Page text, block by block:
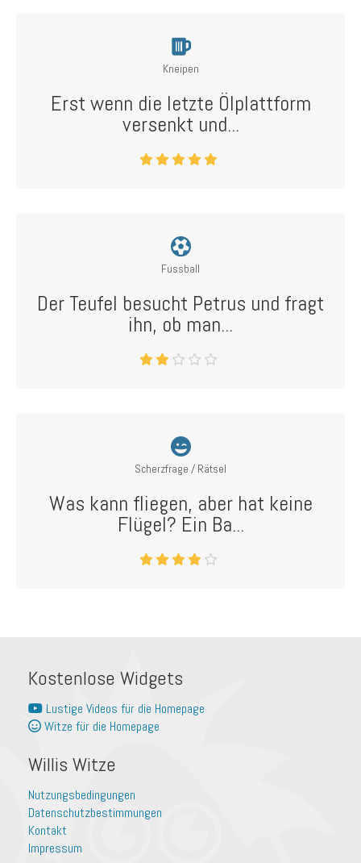
Kneipen
Erst wenn die letzte Ölplattform
versenkt und...
Fussball
Der Teufel besucht Petrus und fragt
ihn, ob man...
Scherzfrage / Rätsel
Was kann fliegen, aber hat keine
Flügel? Ein Ba...
Kostenlose Widgets
Lustige Videos für die Homepage
Witze für die Homepage
Willis Witze
Nutzungsbedingungen
Datenschutzbestimmungen
Kontakt
Impressum